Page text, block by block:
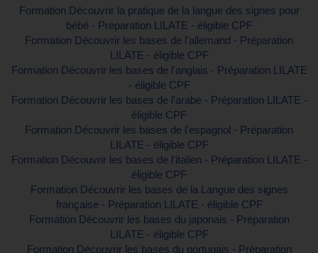
Formation Découvrir la pratique de la langue des signes pour
bébé - Préparation LILATE - éligible CPF
Formation Découvrir les bases de l'allemand - Préparation
LILATE - éligible CPF
Formation Découvrir les bases de l'anglais - Préparation LILATE
- éligible CPF
Formation Découvrir les bases de l'arabe - Préparation LILATE -
éligible CPF
Formation Découvrir les bases de l'espagnol - Préparation
LILATE - éligible CPF
Formation Découvrir les bases de l'italien - Préparation LILATE -
éligible CPF
Formation Découvrir les bases de la Langue des signes
française - Préparation LILATE - éligible CPF
Formation Découvrir les bases du japonais - Préparation
LILATE - éligible CPF
Formation Découvrir les bases du portugais - Préparation